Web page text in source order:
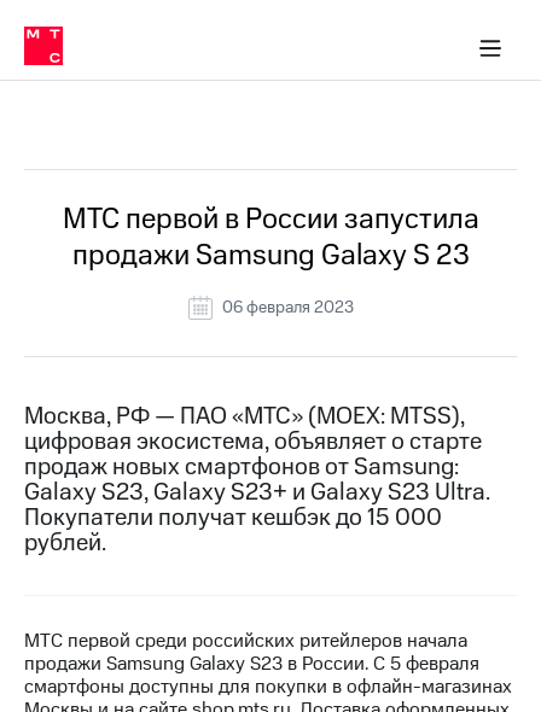
Медиа-центр
и акционерам
Устойчивое развитие
Комплаенс и деловая этика
компании
Карьера
История
компании
Руководство
Контакты
Медиа-центр
Пресс-
Достижения
Интервью
в МТС
Пресс-
релизы
о технологиях
МТС первой в России запустила
продажи Samsung Galaxy S 23
06 февраля 2023
Москва, РФ — ПАО «МТС» (MOEX: MTSS),
цифровая экосистема, объявляет о старте
продаж новых смартфонов от Samsung:
Galaxy S23, Galaxy S23+ и Galaxy S23 Ultra.
Покупатели получат кешбэк до 15 000
рублей.
МТС первой среди российских ритейлеров начала
продажи Samsung Galaxy S23 в России. С 5 февраля
смартфоны доступны для покупки в офлайн-магазинах